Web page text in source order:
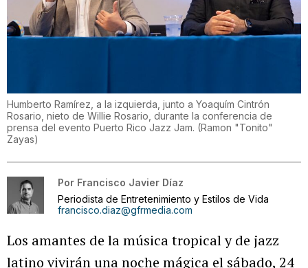
Humberto Ramírez, a la izquierda, junto a Yoaquím Cintrón
Rosario, nieto de Willie Rosario, durante la conferencia de
prensa del evento Puerto Rico Jazz Jam. (Ramon "Tonito"
Zayas)
Por Francisco Javier Díaz
Periodista de Entretenimiento y Estilos de Vida
francisco.diaz@gfrmedia.com
Los amantes de la música tropical y de jazz
latino vivirán una noche mágica el sábado, 24